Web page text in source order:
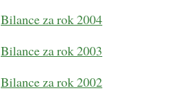
Bilance za rok 2004
Bilance za rok 2003
Bilance za rok 2002